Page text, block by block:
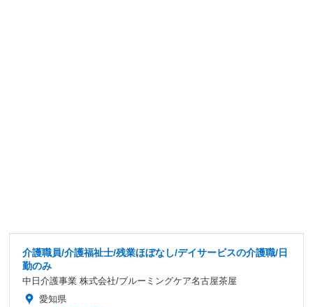
介護職員/介護福祉士/残業ほぼなし/デイサービスの介護職/日
勤のみ
中日介護事業 株式会社/ブルーミングケア名古屋茶屋
愛知県